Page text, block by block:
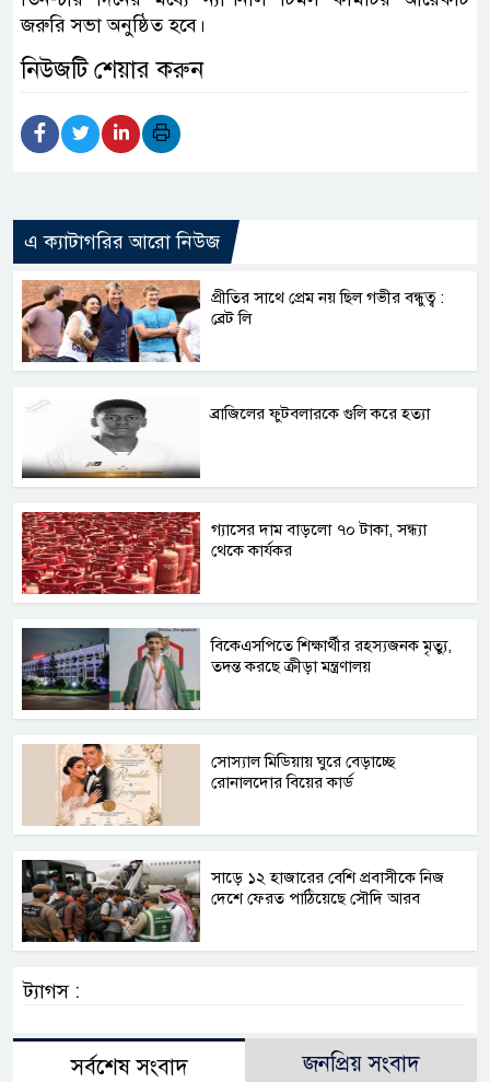
জরুরি সভা অনুষ্ঠিত হবে।
নিউজটি শেয়ার করুন
এ ক্যাটাগরির আরো নিউজ
প্রীতির সাথে প্রেম নয় ছিল গভীর বন্ধুত্ব :
ব্রেট লি
ব্রাজিলের ফুটবলারকে গুলি করে হত্যা
গ্যাসের দাম বাড়লো ৭০ টাকা, সন্ধ্যা
থেকে কার্যকর
বিকেএসপিতে শিক্ষার্থীর রহস্যজনক মৃত্যু,
তদন্ত করছে ক্রীড়া মন্ত্রণালয়
সোস্যাল মিডিয়ায় ঘুরে বেড়াচ্ছে
রোনালদোর বিয়ের কার্ড
সাড়ে ১২ হাজারের বেশি প্রবাসীকে নিজ
দেশে ফেরত পাঠিয়েছে সৌদি আরব
ট্যাগস :
সর্বশেষ সংবাদ জনপ্রিয় সংবাদ